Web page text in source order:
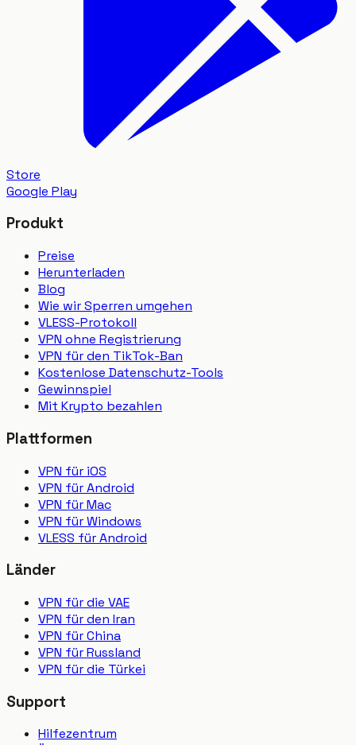
Store
Google Play
Produkt
Preise
Herunterladen
Blog
Wie wir Sperren umgehen
VLESS-Protokoll
VPN ohne Registrierung
VPN für den TikTok-Ban
Kostenlose Datenschutz-Tools
Gewinnspiel
Mit Krypto bezahlen
Plattformen
VPN für iOS
VPN für Android
VPN für Mac
VPN für Windows
VLESS für Android
Länder
VPN für die VAE
VPN für den Iran
VPN für China
VPN für Russland
VPN für die Türkei
Support
Hilfezentrum